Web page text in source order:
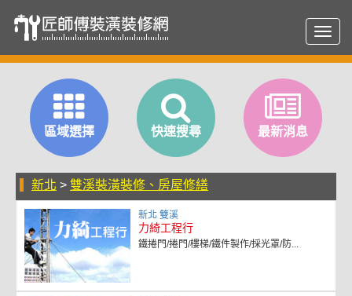
區域選擇 快速搜尋 最新消息
新北 > 雙溪裝潢裝修、房屋修繕
新北 雙溪
力綺工程行
鐵捲門/捲門/樓梯/鐵件製作/採光罩/防...